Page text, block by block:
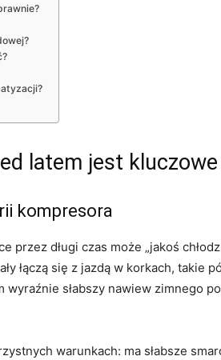
latem jest kluczowe
kompresora
przez długi czas może „jakoś
łączą się z jazdą w korkach, takie
słabszy nawiew zimnego
warunkach: ma słabsze